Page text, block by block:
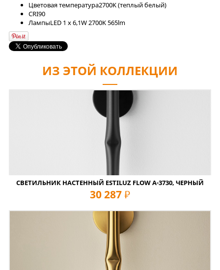
Цветовая температура2700K (теплый белый)
CRI90
ЛaмпыLED 1 x 6,1W 2700K 565lm
ИЗ ЭТОЙ КОЛЛЕКЦИИ
СВЕТИЛЬНИК НАСТЕННЫЙ ESTILUZ FLOW A-3730, ЧЕРНЫЙ
30 287 руб